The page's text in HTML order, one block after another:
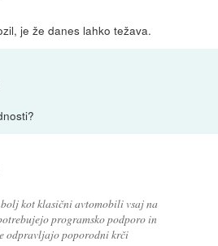
je že danes lahko težava.
kot klasični avtomobili vsaj na
programsko podporo in
odpravljajo poporodni krči